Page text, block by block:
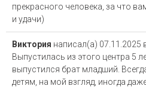
прекрасного человека, за что
и удачи)
Виктория написал(а) 07.11.2025
Выпустилась из этого центра 5
выпустился брат младший.
детям, на мой взгляд, иногда